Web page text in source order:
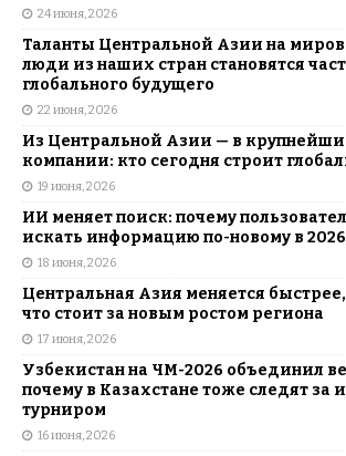
24 июня, 2026
Таланты Центральной Азии на
люди из наших стран становятся
глобального будущего
22 июня, 2026
Из Центральной Азии — в
компании: кто сегодня строит
19 июня, 2026
ИИ меняет поиск: почему
искать информацию по-новому в
18 июня, 2026
Центральная Азия меняется
что стоит за новым ростом региона
17 июня, 2026
Узбекистан на ЧМ-2026 объединил
почему в Казахстане тоже следят за
турниром
16 июня, 2026